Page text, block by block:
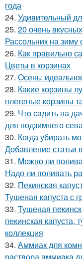
года
24. Удивительный
25. 20 очень
Рассольник на зиму
26. Как правильно
Цветы в корзинах
27. Осень:
28. Какие корзины
плетеные корзины
29. Что садить на
для подзимнего
30. Когда убирать
Добавление статьи
31. Можно ли
Надо ли поливать
32. Пекинская
Тушеная капуста с
33. Тушеная
пекинская капуста,
коллекция
34. Аммиак для